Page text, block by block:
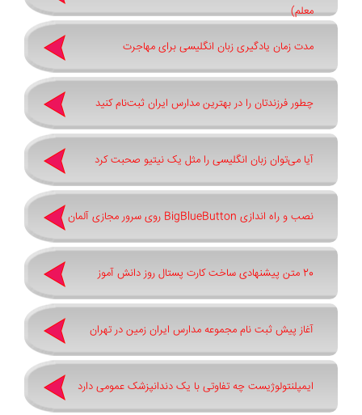
معلم)
مدت زمان یادگیری زبان انگلیسی برای مهاجرت
چطور فرزندتان را در بهترین مدارس ایران ثبت‌نام کنید
آیا می‌توان زبان انگلیسی را مثل یک نیتیو صحبت کرد
نصب و راه اندازی BigBlueButton روی سرور مجازی آلمان
20 متن پیشنهادی ساخت کارت پستال روز دانش آموز
آغاز پیش ثبت‌ نام مجموعه مدارس ایران زمین در تهران
ایمپلنتولوژیست چه تفاوتی با یک دندانپزشک عمومی دارد